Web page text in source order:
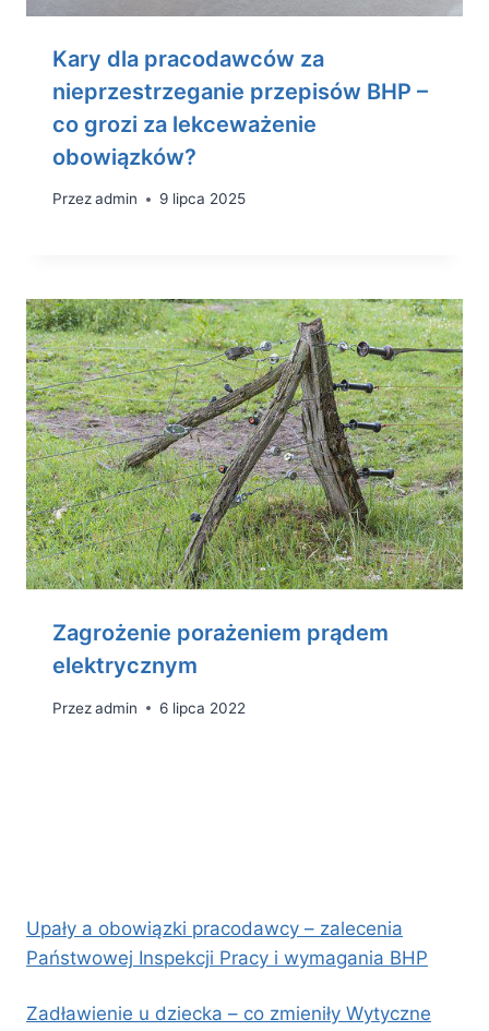
Kary dla pracodawców za
nieprzestrzeganie przepisów BHP –
co grozi za lekceważenie
obowiązków?
Przezadmin 9 lipca 2025
Zagrożenie porażeniem prądem
elektrycznym
Przezadmin 6 lipca 2022
Upały a obowiązki pracodawcy – zalecenia
Państwowej Inspekcji Pracy i wymagania BHP
Zadławienie u dziecka – co zmieniły Wytyczne